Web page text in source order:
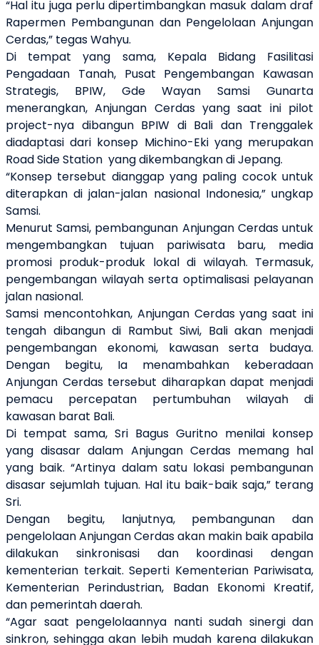
“Hal itu juga perlu dipertimbangkan masuk dalam draf
Rapermen Pembangunan dan Pengelolaan Anjungan
Cerdas,” tegas Wahyu.
Di tempat yang sama, Kepala Bidang Fasilitasi
Pengadaan Tanah, Pusat Pengembangan Kawasan
Strategis, BPIW, Gde Wayan Samsi Gunarta
menerangkan, Anjungan Cerdas yang saat ini pilot
project-nya dibangun BPIW di Bali dan Trenggalek
diadaptasi dari konsep Michino-Eki yang merupakan
Road Side Station yang dikembangkan di Jepang.
“Konsep tersebut dianggap yang paling cocok untuk
diterapkan di jalan-jalan nasional Indonesia,” ungkap
Samsi.
Menurut Samsi, pembangunan Anjungan Cerdas untuk
mengembangkan tujuan pariwisata baru, media
promosi produk-produk lokal di wilayah. Termasuk,
pengembangan wilayah serta optimalisasi pelayanan
jalan nasional.
Samsi mencontohkan, Anjungan Cerdas yang saat ini
tengah dibangun di Rambut Siwi, Bali akan menjadi
pengembangan ekonomi, kawasan serta budaya.
Dengan begitu, Ia menambahkan keberadaan
Anjungan Cerdas tersebut diharapkan dapat menjadi
pemacu percepatan pertumbuhan wilayah di
kawasan barat Bali.
Di tempat sama, Sri Bagus Guritno menilai konsep
yang disasar dalam Anjungan Cerdas memang hal
yang baik. “Artinya dalam satu lokasi pembangunan
disasar sejumlah tujuan. Hal itu baik-baik saja,” terang
Sri.
Dengan begitu, lanjutnya, pembangunan dan
pengelolaan Anjungan Cerdas akan makin baik apabila
dilakukan sinkronisasi dan koordinasi dengan
kementerian terkait. Seperti Kementerian Pariwisata,
Kementerian Perindustrian, Badan Ekonomi Kreatif,
dan pemerintah daerah.
“Agar saat pengelolaannya nanti sudah sinergi dan
sinkron, sehingga akan lebih mudah karena dilakukan